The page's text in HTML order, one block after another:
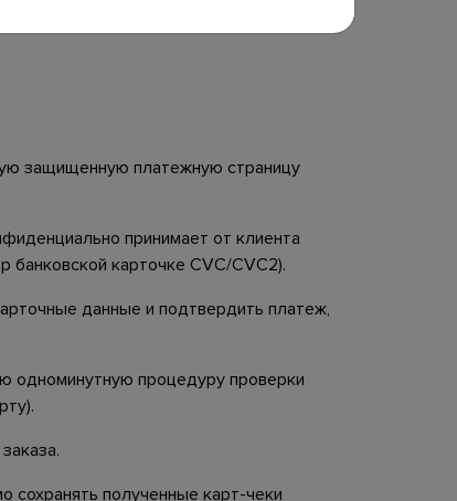
защищенную платежную страницу
принимает от клиента
банковской карточке CVC/CVC2).
данные и подтвердить платеж,
одноминутную процедуру проверки
сохранять полученные карт-чеки